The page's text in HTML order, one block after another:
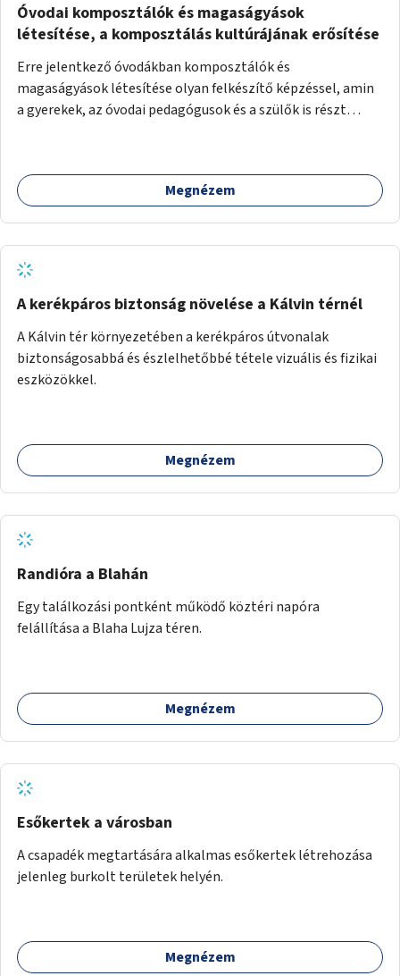
Óvodai komposztálók és magaságyások
létesítése, a komposztálás kultúrájának erősítése
Erre jelentkező óvodákban komposztálók és
magaságyások létesítése olyan felkészítő képzéssel, amin
a gyerekek, az óvodai pedagógusok és a szülők is részt
Megnézem
A kerékpáros biztonság növelése a Kálvin térnél
A Kálvin tér környezetében a kerékpáros útvonalak
biztonságosabbá és észlelhetőbbé tétele vizuális és fizikai
eszközökkel.
Megnézem
Randióra a Blahán
Egy találkozási pontként működő köztéri napóra
felállítása a Blaha Lujza téren.
Megnézem
Esőkertek a városban
A csapadék megtartására alkalmas esőkertek létrehozása
jelenleg burkolt területek helyén.
Megnézem